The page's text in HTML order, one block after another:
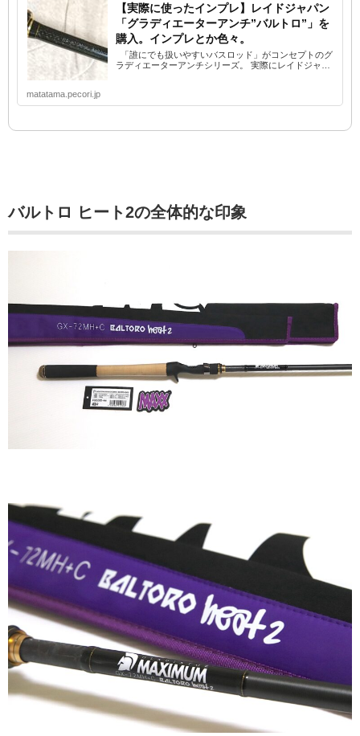
【実際に使ったインプレ】レイドジャパン
「グラディエーターアンチ”バルトロ”」を
購入。インプレとか色々。
「誰にでも扱いやすいバスロッド」がコンセプトのグ
ラディエーターアンチシリーズ。 実際にレイドジャ…
matatama.pecori.jp
バルトロ ヒート2の全体的な印象